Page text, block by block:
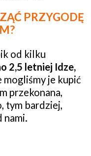
PRZYGODĘ
od kilku
2,5 letniej Idze,
mogliśmy je kupić
przekonana,
tym bardziej,
nami.